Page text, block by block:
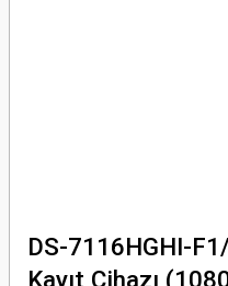
DS-7116HGHI-
Kayıt Cihazı